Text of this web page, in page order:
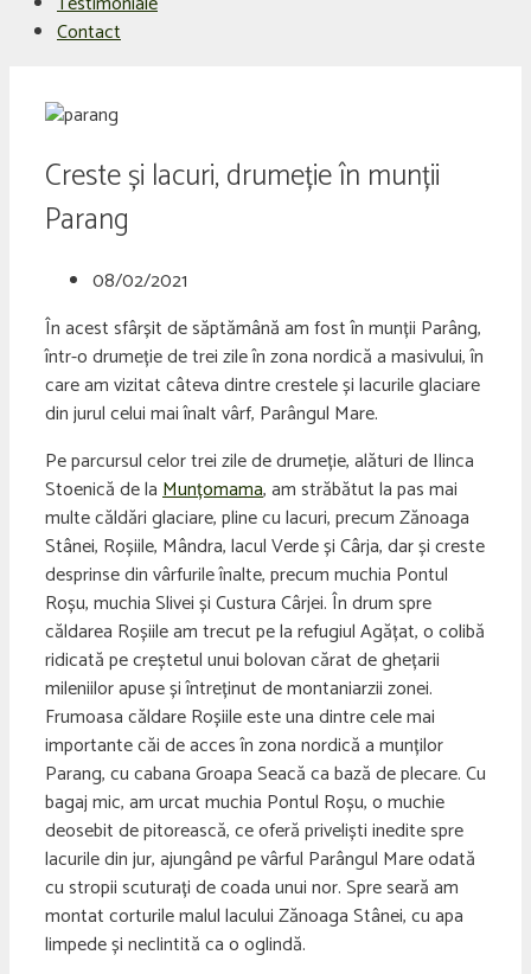
Contact
Creste și lacuri, drumeție în munții
Parang
08/02/2021
În acest sfârșit de săptămână am fost în munții Parâng,
într-o drumeție de trei zile în zona nordică a masivului, în
care am vizitat câteva dintre crestele și lacurile glaciare
din jurul celui mai înalt vârf, Parângul Mare.
Pe parcursul celor trei zile de drumeție, alături de Ilinca
Stoenică de laMunțomama, am străbătut la pas mai
multe căldări glaciare, pline cu lacuri, precum Zănoaga
Stânei, Roșiile, Mândra, lacul Verde și Cârja, dar și creste
desprinse din vârfurile înalte, precum muchia Pontul
Roșu, muchia Slivei și Custura Cârjei. În drum spre
căldarea Roșiile am trecut pe la refugiul Agățat, o colibă
ridicată pe creștetul unui bolovan cărat de ghețarii
mileniilor apuse și întreținut de montaniarzii zonei.
Frumoasa căldare Roșiile este una dintre cele mai
importante căi de acces în zona nordică a munților
Parang, cu cabana Groapa Seacă ca bază de plecare. Cu
bagaj mic, am urcat muchia Pontul Roșu, o muchie
deosebit de pitorească, ce oferă priveliști inedite spre
lacurile din jur, ajungând pe vârful Parângul Mare odată
cu stropii scuturați de coada unui nor. Spre seară am
montat corturile malul lacului Zănoaga Stânei, cu apa
limpede și neclintită ca o oglindă.